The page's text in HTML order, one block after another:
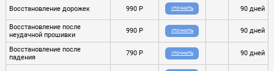
Восстановление дорожек 990 P УТОЧНИТЬ 90 дней
Восстановление после
неудачной прошивки
990 P УТОЧНИТЬ 90 дней
Восстановление после
падения
790 P УТОЧНИТЬ 90 дней